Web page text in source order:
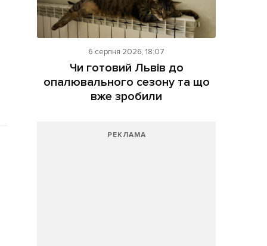
6 серпня 2026, 18:07
Чи готовий Львів до
опалювального сезону та що
вже зробили
РЕКЛАМА